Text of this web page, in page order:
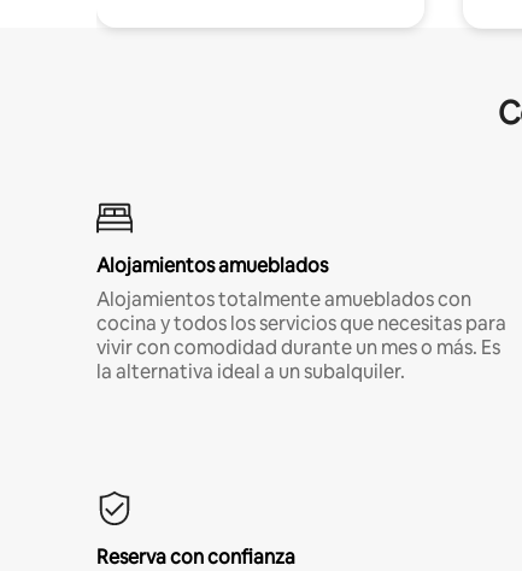
Alojamientos amueblados
Alojamientos totalmente amueblados con
cocina y todos los servicios que necesitas para
vivir con comodidad durante un mes o más. Es
la alternativa ideal a un subalquiler.
Reserva con confianza